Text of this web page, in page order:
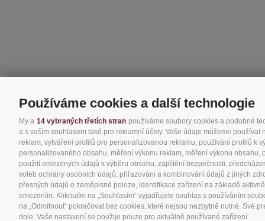
Používáme cookies a další technologie
My a 14 vybraných třetích stran používáme soubory cookies a podobné
a s vaším souhlasem také pro reklamní účely. Vaše údaje můžeme
reklam, vytváření profilů pro personalizovanou reklamu, používání profilů k
personalizovaného obsahu, měření výkonu reklam, měření výkonu
použití omezených údajů k výběru obsahu, zajištění bezpečnosti,
voleb ochrany osobních údajů, přiřazování a kombinování údajů z jiných
přesných údajů o zeměpisné poloze, identifikace zařízení na základě
omezením. Kliknutím na „Souhlasím“ vyjadřujete souhlas s používáním
na „Odmítnout“ pokračovat bez cookies, které nejsou nezbytně nutné. Své
dole. Vaše nastavení se použije pouze pro aktuálně používané zařízení.